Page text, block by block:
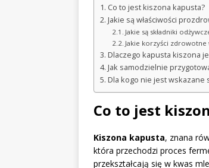
Co to jest kiszona kapusta?
Jakie są właściwości
Jakie są składniki
Jakie korzyści zdrowotne
Dlaczego kapusta kiszona
Jak samodzielnie
Dla kogo nie jest wskazane
Co to jest
Kiszona kapusta, znana
która przechodzi proces
przekształcają się w kwas